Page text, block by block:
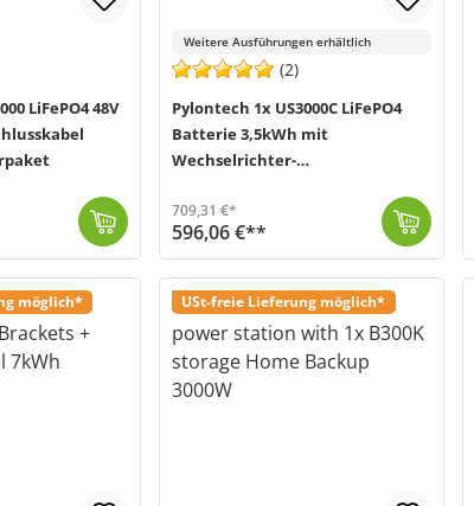
LiFePO4 48V
Weitere Ausführungen erhältlich
(2)
Pylontech 1x US3000C LiFePO4
Batterie 3,5kWh mit
Wechselrichter-
709,31 €*
596,06 €**
möglich* USt-freie Lieferung möglich*